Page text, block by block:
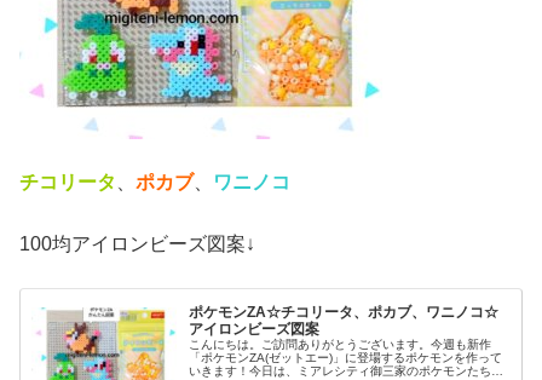
チコリータ ポカブ、 ワニノコ
100均アイロンビーズ図案↓
ポケモンZA☆チコリータ、ポカブ、ワニノコ☆
アイロンビーズ図案
こんにちは。ご訪問ありがとうございます。今週も新作
「ポケモンZA(ゼットエー)」に登場するポケモンを作って
いきます！今日は、ミアレシティ御三家のポケモンたち図